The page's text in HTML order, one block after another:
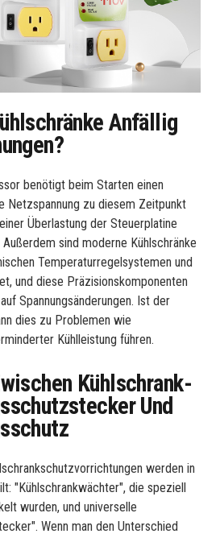
Anfällig
benötigt beim Starten einen
Netzspannung zu diesem Zeitpunkt
Überlastung der Steuerplatine
sind moderne Kühlschränke
Temperaturregelsystemen und
und diese Präzisionskomponenten
Spannungsänderungen. Ist der
dies zu Problemen wie
Kühlleistung führen.
Kühlschrank-
Und
werden in
"Kühlschrankwächter", die speziell
wurden, und universelle
Wenn man den Unterschied